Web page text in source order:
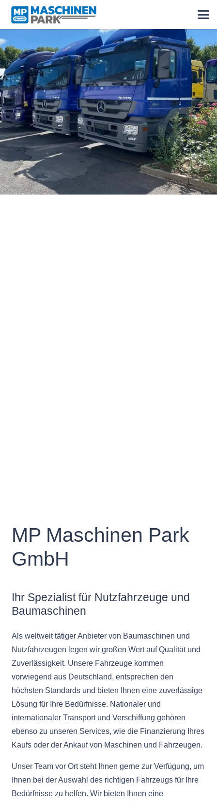
MP Maschinen Park
GmbH
Ihr Spezialist für Nutzfahrzeuge und
Baumaschinen
Als weltweit tätiger Anbieter von Baumaschinen und
Nutzfahrzeugen legen wir großen Wert auf Qualität und
Zuverlässigkeit. Unsere Fahrzeuge kommen
vorwiegend aus Deutschland, entsprechen den
höchsten Standards und bieten Ihnen eine zuverlässige
Lösung für Ihre Bedürfnisse. Nationaler und
internationaler Transport und Verschiffung gehören
ebenso zu unseren Services, wie die Finanzierung Ihres
Kaufs oder der Ankauf von Maschinen und Fahrzeugen.
Unser Team vor Ort steht Ihnen gerne zur Verfügung, um
Ihnen bei der Auswahl des richtigen Fahrzeugs für Ihre
Bedürfnisse zu helfen. Wir bieten Ihnen eine